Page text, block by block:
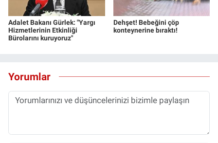
Adalet Bakanı Gürlek: "Yargı
Hizmetlerinin Etkinliği
Bürolarını kuruyoruz"
Dehşet! Bebeğini çöp
konteynerine bıraktı!
Yorumlar